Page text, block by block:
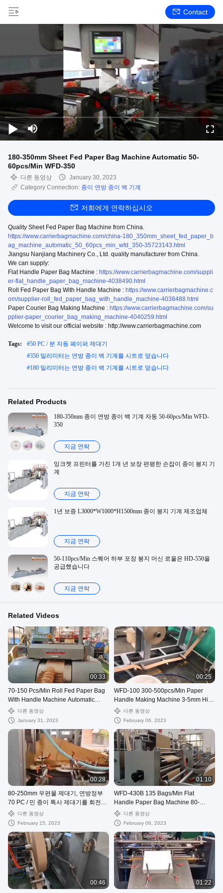
Contact
180-350mm Sheet Fed Paper Bag Machine Automatic 50-
60pcs/Min WFD-350
다른 동영상
January 30, 2023
Category Connection: 종이 연방 종이 백 기계
저희에게 연락하십시오
Quality Sheet Fed Paper Bag Machine from China.
https://www.carrierbagmachine.com/china-180_350mm_sheet_fed_paper_b
ag_machine_automatic_50_60pcs_min_wfd_350-35723143.html
Jiangsu Nanjiang Machinery Co., Ltd. quality manufacturer from China.
We can supply:
Flat Handle Paper Bag Machine : https://www.carrierbagmachine.com/suppli
er-flat_handle_paper_bag_machine-4038490.html
Roll Fed Paper Bag With Handle Machine : https://www.carrierbagmachine.c
om/supplier-roll_fed_paper_bag_with_handle_machine-4038488.html
Paper Courier Bag Making Machine : https://www.carrierbagmachine.com/su
pplier-paper_courier_bag_making_machine-4040259.html
Welcome to visit our official website : http://www.carrierbagmachine.com
Tags: #50 PC / 분 자동 페이퍼 제대기
#350 밀리미터는 연방 종이 백 기계를 시트로 덮습니다
#180 밀리미터는 연방 종이 백 기계를 시트로 덮습니다
Related Products
180-350mm 종이 연방 종이 백 기계 자동 50-60pcs/Min WFD-
350
지금 연락
잉크젯 프린터를 가진 1개 년 보장 편평한 손잡이 종이 봉지 기
계
지금 연락
1년 보증 L3000*W1000*H1500mm 종이 봉지 기계 제조업체
지금 연락
50-110pcs/Min 스퀘어 하부 포장 봉지 머신 로울은 HD-550을
공급했습니다
지금 연락
Related Videos
00:33
70-150 Pcs/Min Roll Fed Paper Bag
With Handle Machine Automatic
WFD-330
다른 동영상
January 31, 2023
00:25
WFD-100 300-500pcs/Min Paper
Handle Making Machine 3-5mm High
Speed다른 동영상
February 06, 2023
00:28
80-250mm 우편물 제대기, 연방정부
70 PC / 민 종이 특사 제대기를 회전시
킵니다다른 동영상
February 15, 2023
01:10
WFD-430B 135 Bags/Min Flat
Handle Paper Bag Machine 80-
200mm Roll Fed Square Bottom
다른 동영상
February 06, 2023
00:46
01:22